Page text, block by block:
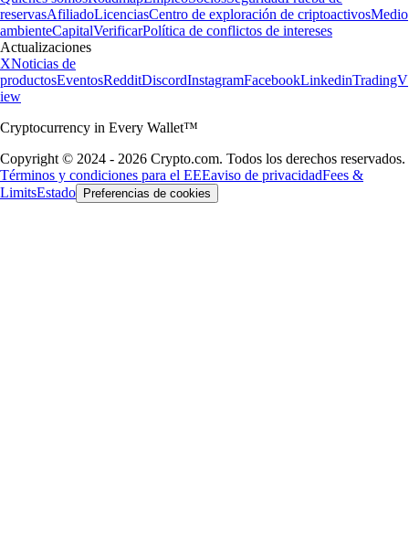
reservasAfiliadoLicenciasCentro de exploración de criptoactivosMedio
ambienteCapitalVerificarPolítica de conflictos de intereses
Actualizaciones
XNoticias de
productosEventosRedditDiscordInstagramFacebookLinkedinTradingV
iew
Cryptocurrency in Every Wallet™
Copyright © 2024 - 2026 Crypto.com. Todos los derechos reservados.
Términos y condiciones para el EEEaviso de privacidadFees &
LimitsEstado Preferencias de cookies